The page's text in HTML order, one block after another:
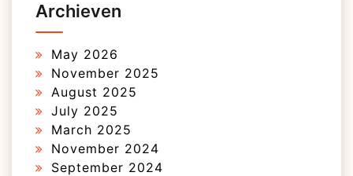
Archieven
May 2026
November 2025
August 2025
July 2025
March 2025
November 2024
September 2024